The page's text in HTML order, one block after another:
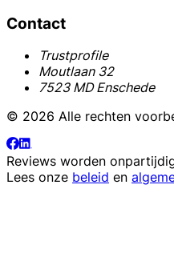
Contact
Trustprofile
Moutlaan 32
7523 MD Enschede
© 2026 Alle rechten
Reviews worden
Lees onze beleid en